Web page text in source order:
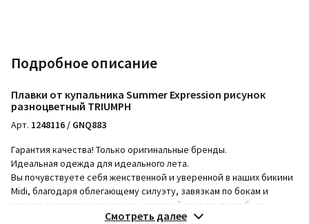
Подробное описание
Плавки от купальника Summer Expression рисунок
разноцветный TRIUMPH
Арт. 1248116 / GNQ883
Гарантия качества! Только оригинальные бренды.
Идеальная одежда для идеального лета.
Вы почувствуете себя женственной и уверенной в наших бикини
Midi, благодаря облегающему силуэту, завязкам по бокам и
новому современному принту, который позволит вам быть
Смотреть далее